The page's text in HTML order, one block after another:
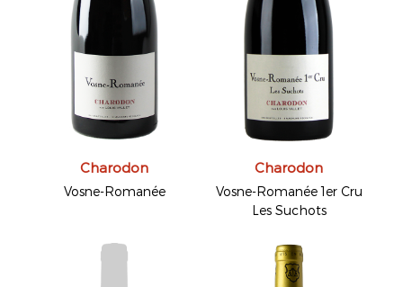
Charodon
Vosne-Romanée
Charodon
Vosne-Romanée 1er Cru
Les Suchots